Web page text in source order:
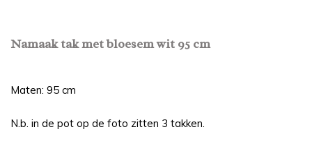
Namaak tak met bloesem wit 95 cm
Maten: 95 cm
N.b. in de pot op de foto zitten 3 takken.